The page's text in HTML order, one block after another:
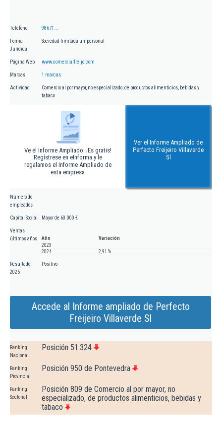
Teléfono 98671...
Forma
Jurídica
Sociedad limitada unipersonal
Página Web www.comercialfreijo.com
Marcas 1 marcas
Actividad
Comercio al por mayor, no especializado, de productos alimenticios, bebidas y
tabaco
Ve el Informe Ampliado. ¡Es gratis!
Regístrese en eInforma y le
regalamos el Informe Ampliado de
esta empresa
Ver el Informe Ampliado de
Perfecto Freijeiro Villaverde
Sl
Número de
empleados
Capital Social Mayor de 60.000 €
Ventas
últimos años
Año
Variación
2023
2024
2,91 %
Resultado
2025
Positivo
Accede al Informe ampliado de Perfecto
Freijeiro Villaverde Sl
Ranking
Nacional
Posición 51.324
Ranking
Provincial
Posición 950 de Pontevedra
Ranking
Sectorial
Posición 809 de Comercio al por mayor, no
especializado, de productos alimenticios, bebidas y
tabaco